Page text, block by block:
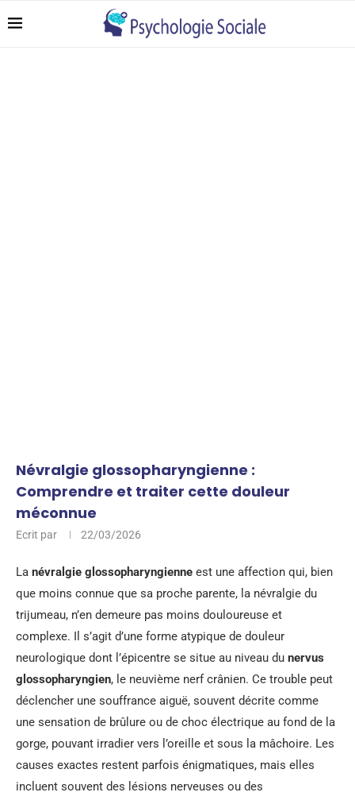
Névralgie glossopharyngienne :
Comprendre et traiter cette douleur
méconnue
Ecrit par 22/03/2026
La névralgie glossopharyngienne est une affection qui, bien
que moins connue que sa proche parente, la névralgie du
trijumeau, n’en demeure pas moins douloureuse et
complexe. Il s’agit d’une forme atypique de douleur
neurologique dont l’épicentre se situe au niveau du nervus
glossopharyngien, le neuvième nerf crânien. Ce trouble peut
déclencher une souffrance aiguë, souvent décrite comme
une sensation de brûlure ou de choc électrique au fond de la
gorge, pouvant irradier vers l’oreille et sous la mâchoire. Les
causes exactes restent parfois énigmatiques, mais elles
incluent souvent des lésions nerveuses ou des